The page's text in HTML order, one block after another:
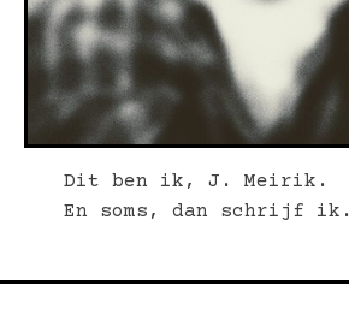
Dit ben ik, J. Meirik.
En soms, dan schrijf ik.